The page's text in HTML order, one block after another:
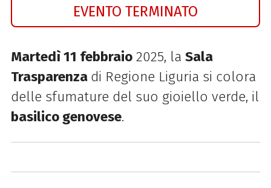
EVENTO TERMINATO
Martedì 11 febbraio2025, la Sala
Trasparenza di Regione Liguria si colora
delle sfumature del suo gioiello verde, il
basilico genovese.